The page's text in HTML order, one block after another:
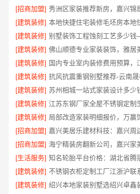
[招商加盟] 秀洲区家装推荐新房，嘉兴锦
[建筑装修] 本地快捷住宅装修毛坯房本地
[建筑装修]
[建筑装修]
[建筑装修]
[建筑装修]
[建筑装修]
[建筑装修]
[建筑装修]
[招商加盟] 嘉兴美居乐建材科技：嘉兴周
[招商加盟] 海宁精装房翻新公司，嘉兴家
[生活服务]
[建筑装修]
[建筑装修] 绍兴本地家装别墅选绍兴卓鑫